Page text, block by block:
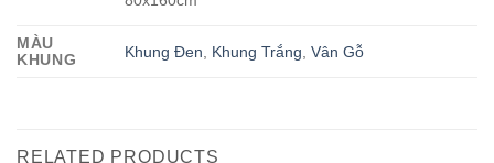
MÀU
KHUNG
Khung Đen, Khung Trắng,Vân Gỗ
RELATED PRODUCTS